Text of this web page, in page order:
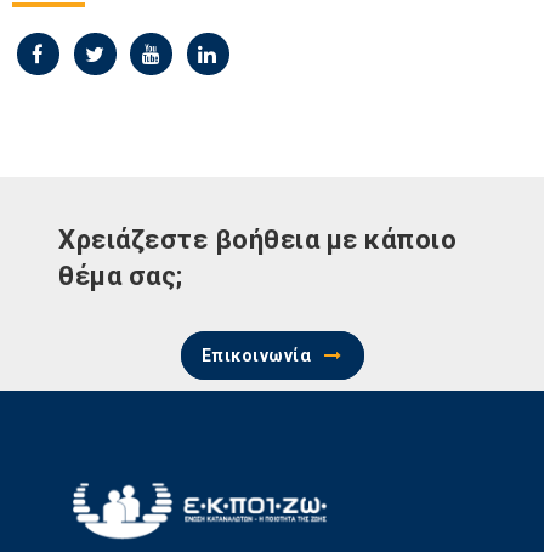
Χρειάζεστε βοήθεια με κάποιο
θέμα σας;
Επικοινωνία